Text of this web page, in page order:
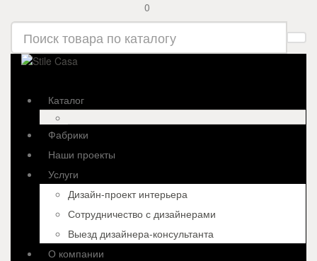
0
Каталог
Фабрики
Наши проекты
Услуги
Дизайн-проект интерьера
Сотрудничество с дизайнерами
Выезд дизайнера-консультанта
О компании